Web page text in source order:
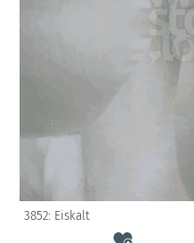
3852: Eiskalt